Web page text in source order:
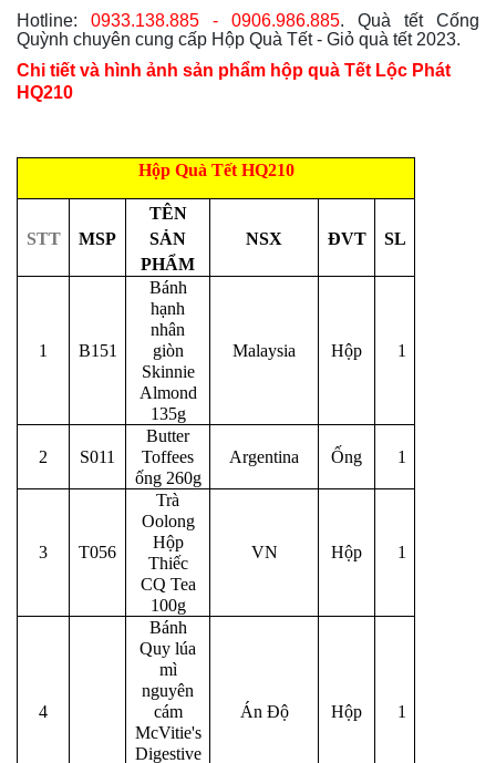
Hotline: 0933.138.885 - 0906.986.885. Quà tết Cống
Quỳnh chuyên cung cấp Hộp Quà Tết - Giỏ quà tết 2023.
Chi tiết và hình ảnh sản phẩm hộp quà Tết Lộc Phát
HQ210
Hộp Quà Tết HQ210
STT MSP
TÊN
SẢN
PHẨM
NSX ĐVT SL
1 B151
Bánh
hạnh
nhân
giòn
Skinnie
Almond
135g
Malaysia Hộp 1
2 S011
Butter
Toffees
ống 260g
Argentina Ống 1
3 T056
Trà
Oolong
Hộp
Thiếc
CQ Tea
100g
VN Hộp 1
4
Bánh
Quy lúa
mì
nguyên
cám
McVitie's
Digestive
Án Độ Hộp 1